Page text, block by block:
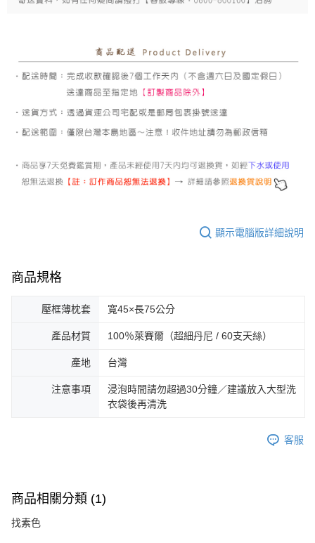
顯示電腦版詳細說明
商品規格
壓框薄枕套 寬45×長75公分
產品材質 100％萊賽爾（超細丹尼 / 60支天絲）
產地 台灣
注意事項
浸泡時間請勿超過30分鐘／建議放入大型洗
衣袋後再清洗
客服
商品相關分類 (1)
找素色